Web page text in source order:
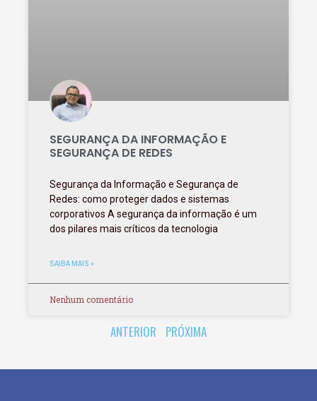
SEGURANÇA DA INFORMAÇÃO E
SEGURANÇA DE REDES
Segurança da Informação e Segurança de
Redes: como proteger dados e sistemas
corporativos A segurança da informação é um
dos pilares mais críticos da tecnologia
SAIBA MAIS »
Nenhum comentário
ANTERIOR PRÓXIMA